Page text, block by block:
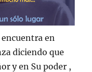
en
diciendo que
y en Su poder ,